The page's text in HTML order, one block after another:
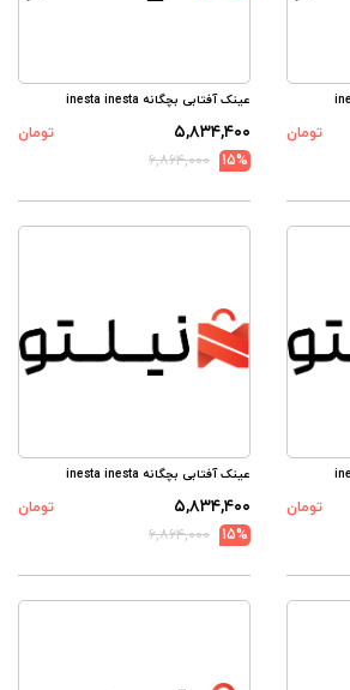
تومان
عینک آفتابی بچگانه inesta inesta
۵,۸۳۴,۴۰۰
تومان
15%
۶,۸۶۴,۰۰۰
تومان
عینک آفتابی بچگانه inesta inesta
۵,۸۳۴,۴۰۰
تومان
15%
۶,۸۶۴,۰۰۰